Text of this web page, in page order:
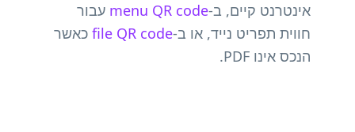
אינטרנט קיים, ב-menu QR code עבור
חווית תפריט נייד, או ב-file QR code כאשר
הנכס אינו PDF.